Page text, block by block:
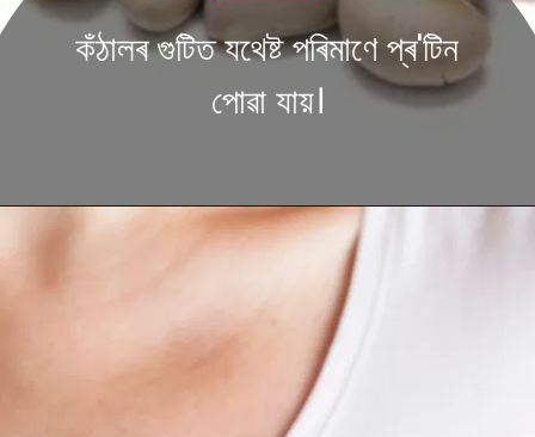
কঁঠালৰ গুটিত যথেষ্ট পৰিমাণে প্ৰ'টিন
পোৱা যায়।